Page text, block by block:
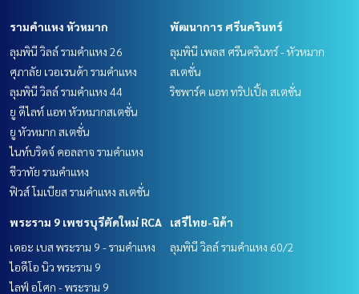
รามคำแหง หัวหมาก
ลุมพินี วิลล์ รามคำแหง 26
ศุภาลัย เวอเรนด้า รามคำแหง
ลุมพินี วิลล์ รามคำแหง 44
ยู ดีไลท์ แอท หัวหมากสเตชั่น
ยู หัวหมาก สเตชั่น
ไนท์บริดจ์ คอลลาจ รามคำแหง
ชีวาทัย รามคำแหง
ฟิวส์ โมเบียส รามคำแหง สเตชั่น
พัฒนาการ ศรีนครินทร์
ลุมพินี เพลส ศรีนครินทร์ - หัวหมาก
สเตชั่น
ริชพาร์ค แอท ทริปเปิ้ล สเตชั่น
พระราม 9 เพชรบุรีตัดใหม่ RCA
เดอะ เบส พระราม 9 - รามคำแหง
ไอดีโอ นิว พระราม 9
ไลฟ์ อโศก - พระราม 9
เสรีไทย-นิด้า
ลุมพินี วิลล์ รามคำแหง 60/2